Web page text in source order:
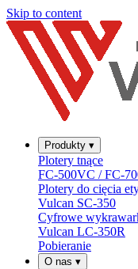
Skip to content
Produkty ▾
Plotery tnące
FC-500VC / FC-
Plotery do cięcia
Vulcan SC-350
Cyfrowe
Vulcan LC-350R
Pobieranie
O nas ▾